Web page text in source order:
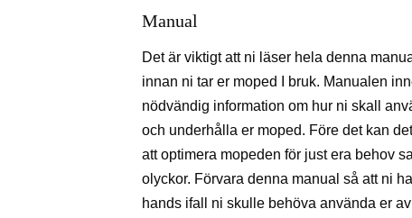
Manual
Det är viktigt att ni läser hela denna
innan ni tar er moped I bruk. Manualen
nödvändig information om hur ni skall
och underhålla er moped. Före det kan
att optimera mopeden för just era behov
olyckor. Förvara denna manual så att ni
hands ifall ni skulle behöva använda er